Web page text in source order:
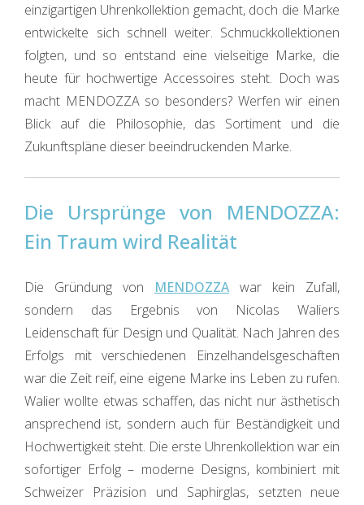
einzigartigen Uhrenkollektion gemacht, doch die Marke
entwickelte sich schnell weiter. Schmuckkollektionen
folgten, und so entstand eine vielseitige Marke, die
heute für hochwertige Accessoires steht. Doch was
macht MENDOZZA so besonders? Werfen wir einen
Blick auf die Philosophie, das Sortiment und die
Zukunftspläne dieser beeindruckenden Marke.
Die Ursprünge von MENDOZZA:
Ein Traum wird Realität
Die Gründung von MENDOZZAwar kein Zufall,
sondern das Ergebnis von Nicolas Waliers
Leidenschaft für Design und Qualität. Nach Jahren des
Erfolgs mit verschiedenen Einzelhandelsgeschäften
war die Zeit reif, eine eigene Marke ins Leben zu rufen.
Walier wollte etwas schaffen, das nicht nur ästhetisch
ansprechend ist, sondern auch für Beständigkeit und
Hochwertigkeit steht. Die erste Uhrenkollektion war ein
sofortiger Erfolg – moderne Designs, kombiniert mit
Schweizer Präzision und Saphirglas, setzten neue